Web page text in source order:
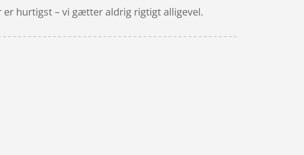
hurtigst – vi gætter aldrig rigtigt alligevel.